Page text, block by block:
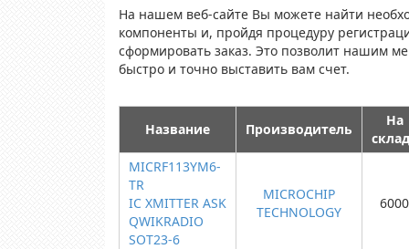
На нашем веб-сайте Вы можете найти
компоненты и, пройдя процедуру
сформировать заказ. Это позволит нашим
быстро и точно выставить вам счет.
Название Производитель
На
MICRF113YM6-
TR
IC XMITTER ASK
QWIKRADIO
SOT23-6
MICROCHIP
TECHNOLOGY
6000